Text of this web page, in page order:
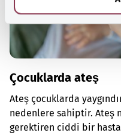
Çocuklarda ateş
Ateş çocuklarda
nedenlere sahiptir. Ateş
gerektiren ciddi bir